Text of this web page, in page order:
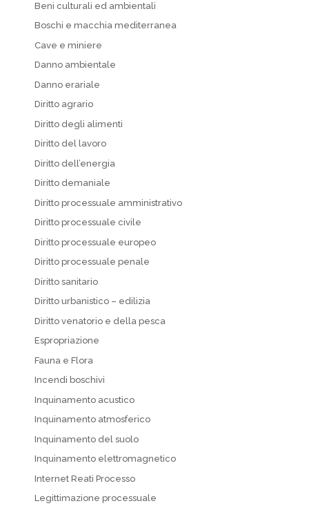
Beni culturali ed ambientali
Boschi e macchia mediterranea
Cave e miniere
Danno ambientale
Danno erariale
Diritto agrario
Diritto degli alimenti
Diritto del lavoro
Diritto dell’energia
Diritto demaniale
Diritto processuale amministrativo
Diritto processuale civile
Diritto processuale europeo
Diritto processuale penale
Diritto sanitario
Diritto urbanistico – edilizia
Diritto venatorio e della pesca
Espropriazione
Fauna e Flora
Incendi boschivi
Inquinamento acustico
Inquinamento atmosferico
Inquinamento del suolo
Inquinamento elettromagnetico
Internet Reati Processo
Legittimazione processuale